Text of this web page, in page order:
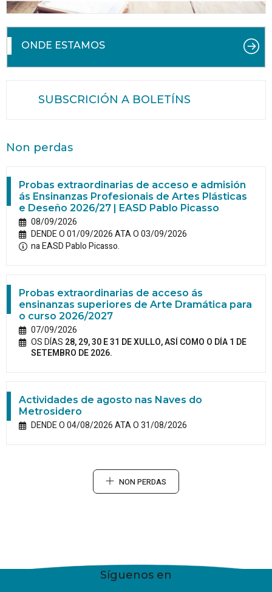
ONDE ESTAMOS
SUBSCRICIÓN A BOLETÍNS
Non perdas
Probas extraordinarias de acceso e admisión
ás Ensinanzas Profesionais de Artes Plásticas
e Deseño 2026/27 | EASD Pablo Picasso
08/09/2026
DENDE O 01/09/2026 ATA O 03/09/2026
na EASD Pablo Picasso.
Probas extraordinarias de acceso ás
ensinanzas superiores de Arte Dramática para
o curso 2026/2027
07/09/2026
OS DÍAS 28, 29, 30 E 31 DE XULLO, ASÍ COMO O DÍA 1 DE
SETEMBRO DE 2026.
Actividades de agosto nas Naves do
Metrosidero
DENDE O 04/08/2026 ATA O 31/08/2026
NON PERDAS
Síguenos en